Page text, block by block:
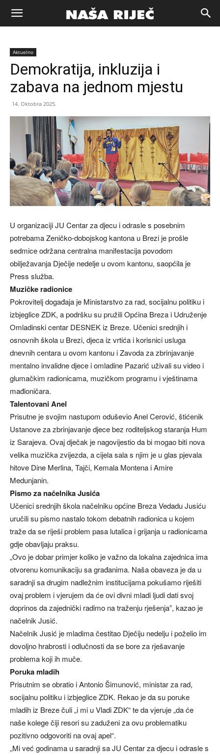
Naša
riječ
Aktuelno
Demokratija, inkluzija i
zabava na jednom mjestu
14. Oktobra 2025.
U organizaciji JU Centar za djecu i odrasle s posebnim
potrebama Zeničko-dobojskog kantona u Brezi je prošle
sedmice održana centralna manifestacija povodom
obilježavanja Dječije nedelje u ovom kantonu, saopćila je
Press služba.
Muzičke radionice
Pokrovitelj događaja je Ministarstvo za rad, socijalnu politiku i
izbjeglice ZDK, a podršku su pružili Općina Breza i Udruženje
Omladinski centar DESNEK iz Breze. Učenici srednjih i
osnovnih škola u Brezi, djeca iz vrtića i korisnici usluga
dnevnih centara u ovom kantonu i Zavoda za zbrinjavanje
mentalno invalidne djece i omladine Pazarić uživali su video i
glumačkim radionicama, muzičkom programu i vještinama
mađioničara.
Talentovani Anel
Prisutne je svojim nastupom oduševio Anel Cerović, štićenik
Ustanove za zbrinjavanje djece bez roditeljskog staranja Hum
iz Sarajeva. Ovaj dječak je nagovijestio da bi mogao biti nova
velika muzička zvijezda, a cijela sala s njim je u glas pjevala
hitove Dine Merlina, Tajči, Kemala Montena i Amire
Medunjanin.
Pismo za načelnika Jusića
Učenici srednjih škola načelniku općine Breza Vedadu Jusiću
uručili su pismo nastalo tokom debatnih radionica u kojem
traže da se riješi problem pasa lutalica i grijanja u radionicama
gdje obavljaju praksu.
„Ovo je dobar primjer koliko je važno da lokalna zajednica ima
otvorenu komunikaciju sa građanima. Naša obaveza je da u
saradnji sa drugim nadležnim institucijama pokušamo riješiti
ovaj problem i vjerujem da će ovi divni mladi ljudi dati svoj
doprinos da zajednički radimo na traženju rješenja”, kazao je
načelnik Jusić.
Načelnik Jusić je mladima čestitao Dječiju nedelju i poželio im
dovoljno hrabrosti i odlučnosti da se bore za rješavanje
problema koji ih muče.
Poruka mladih
Prisutnim se obratio i Antonio Šimunović, ministar za rad,
socijalnu politiku i izbjeglice ZDK. Rekao je da su poruke
mladih iz Breze čuli „i mi u Vladi ZDK“ te da vjeruje „da će
naše kolege čiji resori su zaduženi za ovu problematiku
pozitivno odgovoriti na ovaj apel“.
„Mi već godinama u saradnji sa JU Centar za djecu i odrasle s